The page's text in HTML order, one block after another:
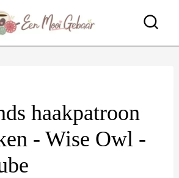
haakpatroon
- Wise Owl -